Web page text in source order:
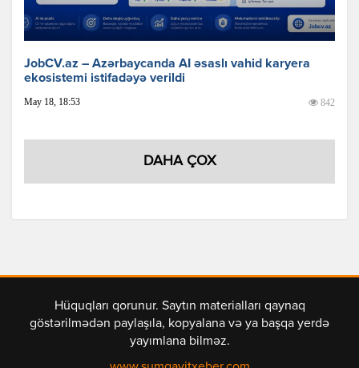
JobCV.az – Azərbaycanda AI əsaslı vahid karyera
ekosistemi istifadəyə verildi
May 18, 18:53 842
DAHA ÇOX
Hüquqları qorunur. Saytın materialları qaynaq
göstərilmədən paylaşıla, kopyalana və ya başqa yerdə
yayımlana bilməz.